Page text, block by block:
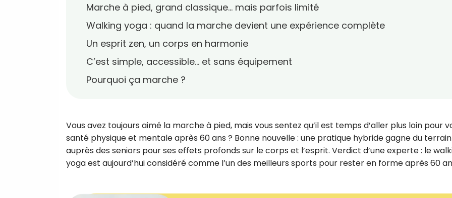
Marche à pied, grand classique… mais parfois limité
Walking yoga : quand la marche devient une expérience complète
Un esprit zen, un corps en harmonie
C’est simple, accessible… et sans équipement
Pourquoi ça marche ?
Vous avez toujours aimé la marche à pied, mais vous sentez qu’il est temps d’aller plus loin pour
santé physique et mentale après 60 ans ? Bonne nouvelle : une pratique hybride gagne du terrain
auprès des seniors pour ses effets profonds sur le corps et l’esprit. Verdict d’une experte : le
yoga est aujourd’hui considéré comme l’un des meilleurs sports pour rester en forme après 60